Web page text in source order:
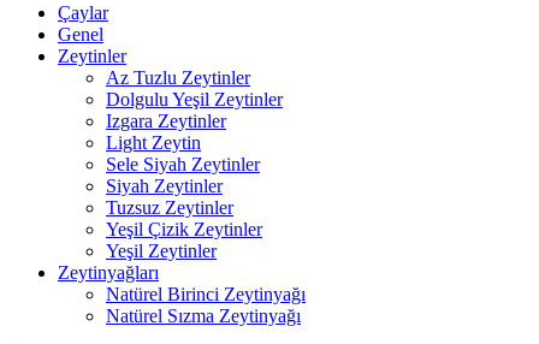
Çaylar
Genel
Zeytinler
Az Tuzlu Zeytinler
Dolgulu Yeşil Zeytinler
Izgara Zeytinler
Light Zeytin
Sele Siyah Zeytinler
Siyah Zeytinler
Tuzsuz Zeytinler
Yeşil Çizik Zeytinler
Yeşil Zeytinler
Zeytinyağları
Natürel Birinci Zeytinyağı
Natürel Sızma Zeytinyağı